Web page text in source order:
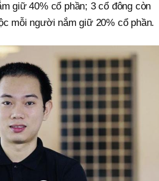
giữ 40% cổ phần; 3 cổ đông còn
mỗi người nắm giữ 20% cổ phần.